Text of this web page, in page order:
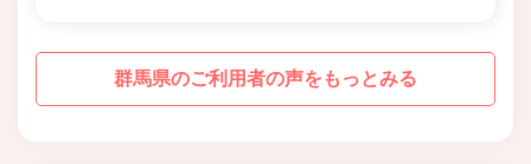
群馬県のご利用者の声をもっとみる